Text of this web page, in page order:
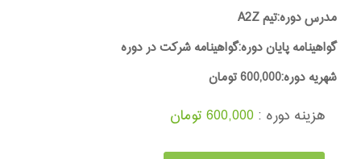
مدرس دوره:تیم A2Z
گواهینامه پایان دوره:گواهینامه شرکت در دوره
شهریه دوره:600,000 تومان
هزینه دوره : 600,000 تومان